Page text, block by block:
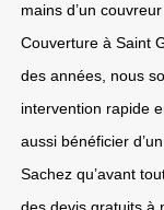
mains d’un
Couverture à Saint
des années, nous
intervention rapide
aussi bénéficier
Sachez qu’avant